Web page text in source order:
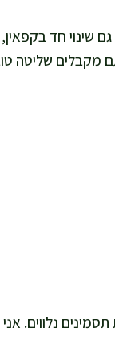
שינוי חד
מקבלים שליטה
נלווים. אני